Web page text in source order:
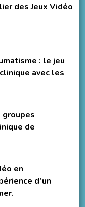
des Jeux Vidéo
: le jeu
avec les
groupes
de
en
d’un